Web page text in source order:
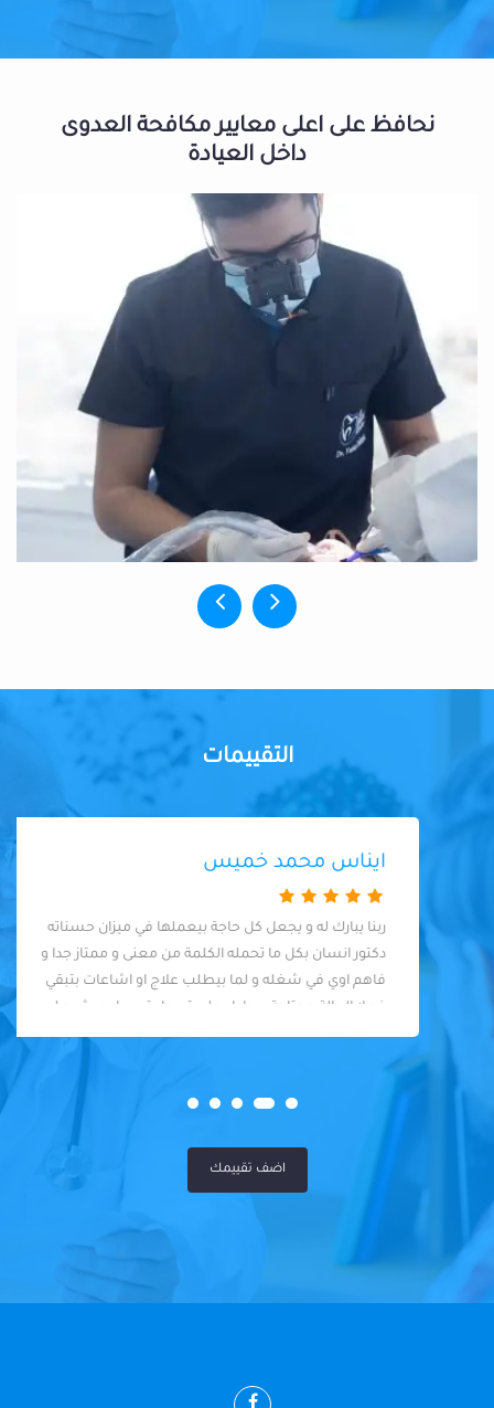
نحافظ على اعلى معايير مكافحة العدوى
داخل العيادة
التقييمات
ايناس محمد خميس
ربنا يبارك له و يجعل كل حاجة بيعملها في ميزان حسناته
دكتور انسان بكل ما تحمله الكلمة من معنى و ممتاز جدا و
فاهم اوي في شغله و لما بيطلب علاج او اشاعات بتبقي
فعلا الحالة محتاجة بيحاول علي قد ما يقدر ما يجيش علي
المريض او يكلفه كتير
اضف تقييمك